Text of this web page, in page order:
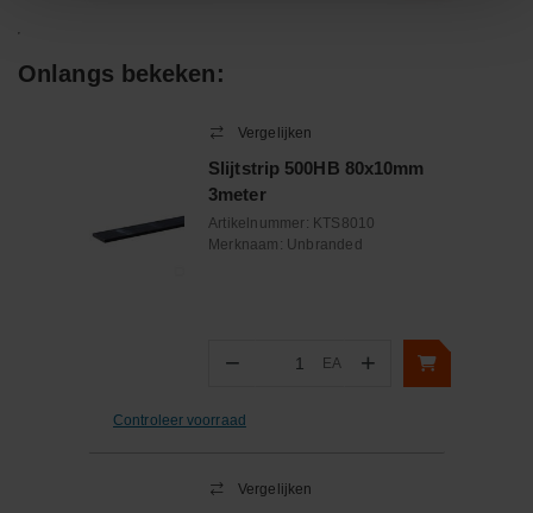
Onlangs bekeken:
Vergelijken
Slijtstrip 500HB 80x10mm
3meter
Artikelnummer: KTS8010
Merknaam: Unbranded
− Aantal
EA +
Controleer voorraad
Vergelijken